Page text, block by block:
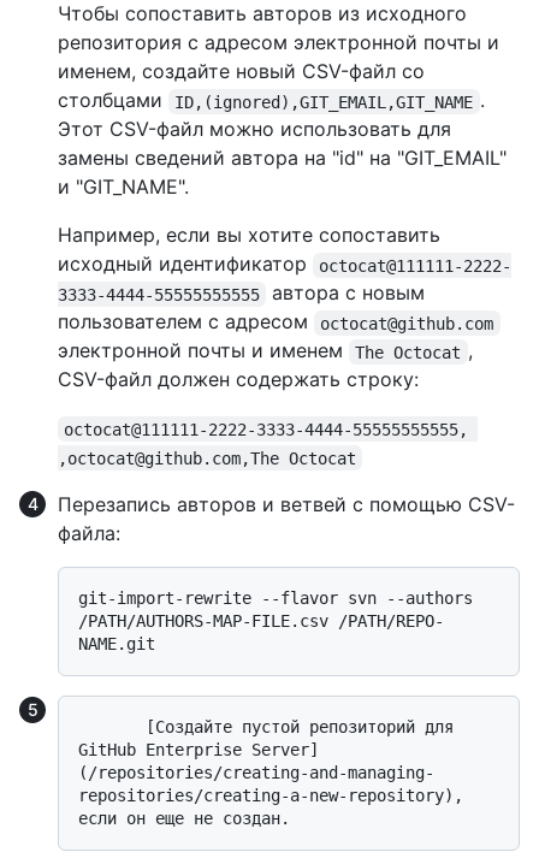
Чтобы сопоставить авторов из исходного
репозитория с адресом электронной почты и
именем, создайте новый CSV-файл со
столбцами
ID,(ignored),GIT_EMAIL,GIT_NAME .
Этот CSV-файл можно использовать для
замены сведений автора на "id" на "GIT_EMAIL"
и "GIT_NAME".
Например, если вы хотите сопоставить
исходный идентификатор
octocat@111111-2222-
3333-4444-55555555555
автора с новым
пользователем с адресом
octocat@github.com
электронной почты и именем The Octocat ,
CSV-файл должен содержать строку:
octocat@111111-2222-3333-4444-55555555555,
,octocat@github.com,The Octocat
Перезапись авторов и ветвей с помощью CSV-
файла:
git-import-rewrite --flavor svn --authors
/PATH/AUTHORS-MAP-FILE.csv /PATH/REPO-
GitHub Enterprise Server]
(/repositories/creating-and-managing-
repositories/creating-a-new-repository),